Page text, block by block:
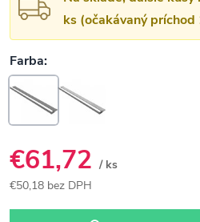
ks (očakávaný
€61,72 / ks
€50,18 bez DPH